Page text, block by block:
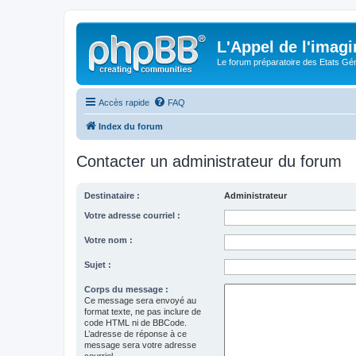
L'Appel de
Le forum préparatoire des Etats
Accès rapide FAQ
Index du forum
Contacter un administrateur du forum
Destinataire : Administrateur
Votre adresse courriel :
Votre nom :
Sujet :
Corps du message :
Ce message sera envoyé au
format texte, ne pas inclure de
code HTML ni de BBCode.
L’adresse de réponse à ce
message sera votre adresse